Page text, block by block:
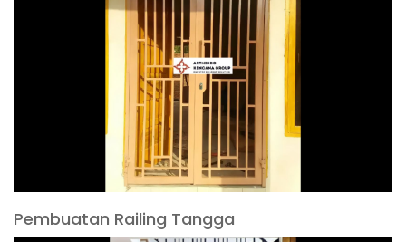
Pembuatan Railing Tangga